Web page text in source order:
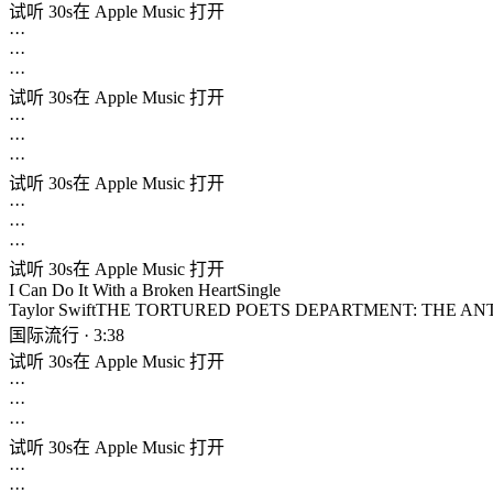
试听 30s在 Apple Music 打开
···
···
···
试听 30s在 Apple Music 打开
···
···
···
试听 30s在 Apple Music 打开
···
···
···
试听 30s在 Apple Music 打开
I Can Do It With a Broken HeartSingle
Taylor SwiftTHE TORTURED POETS DEPARTMENT: THE
国际流行 · 3:38
试听 30s在 Apple Music 打开
···
···
···
试听 30s在 Apple Music 打开
···
···